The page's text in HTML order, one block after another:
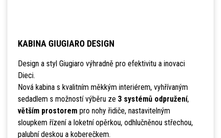
KABINA GIUGIARO DESIGN
Design a styl Giugiaro výhradně pro efektivitu a inovaci
Dieci.
Nová kabina s kvalitním měkkým interiérem, vyhřívaným
sedadlem s možností výběru ze 3 systémů odpružení,
větším prostorempro nohy řidiče, nastavitelným
sloupkem řízení a loketní opěrkou, odhlučněnou střechou,
palubní deskou a koberečkem.